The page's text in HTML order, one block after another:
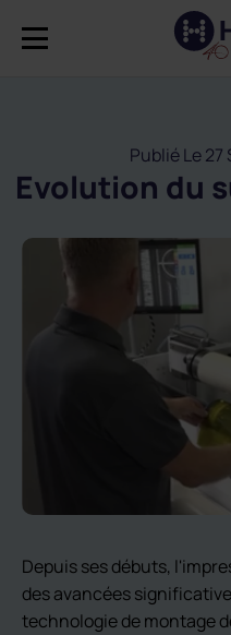
Publié Le
Evolution du
Depuis ses débuts,
des avancées
technologie de montage